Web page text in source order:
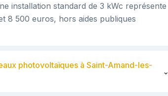
installation standard de 3 kWc représente
8 500 euros, hors aides publiques
photovoltaïques à Saint-Amand-les-
⌄